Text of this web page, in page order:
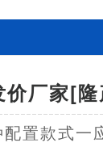
厂家[
置款式一